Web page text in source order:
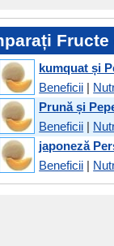
kumquat și
Beneficii |
Prună și
Beneficii |
japoneză
Beneficii |